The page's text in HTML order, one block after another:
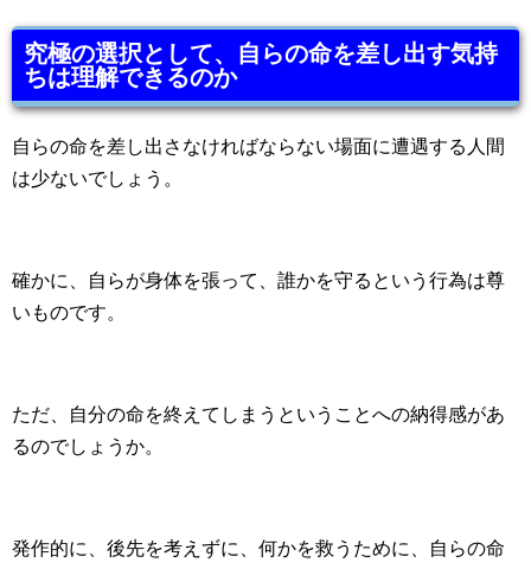
究極の選択として、自らの命を差し出す気持
ちは理解できるのか
自らの命を差し出さなければならない場面に遭遇する人間
は少ないでしょう。
確かに、自らが身体を張って、誰かを守るという行為は尊
いものです。
ただ、自分の命を終えてしまうということへの納得感があ
るのでしょうか。
発作的に、後先を考えずに、何かを救うために、自らの命